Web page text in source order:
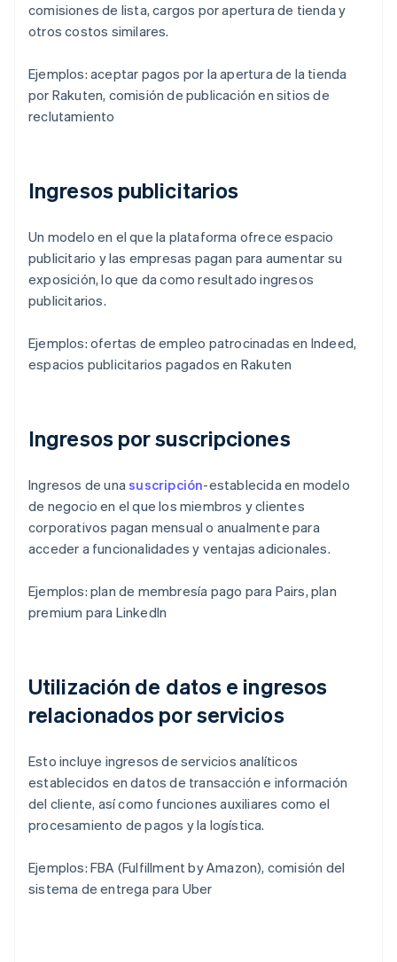
comisiones de lista, cargos por apertura de tienda y
otros costos similares.
Ejemplos: aceptar pagos por la apertura de la tienda
por Rakuten, comisión de publicación en sitios de
reclutamiento
Ingresos publicitarios
Un modelo en el que la plataforma ofrece espacio
publicitario y las empresas pagan para aumentar su
exposición, lo que da como resultado ingresos
publicitarios.
Ejemplos: ofertas de empleo patrocinadas en Indeed,
espacios publicitarios pagados en Rakuten
Ingresos por suscripciones
Ingresos de unasuscripción-establecida en modelo
de negocio en el que los miembros y clientes
corporativos pagan mensual o anualmente para
acceder a funcionalidades y ventajas adicionales.
Ejemplos: plan de membresía pago para Pairs, plan
premium para LinkedIn
Utilización de datos e ingresos
relacionados por servicios
Esto incluye ingresos de servicios analíticos
establecidos en datos de transacción e información
del cliente, así como funciones auxiliares como el
procesamiento de pagos y la logística.
Ejemplos: FBA (Fulfillment by Amazon), comisión del
sistema de entrega para Uber